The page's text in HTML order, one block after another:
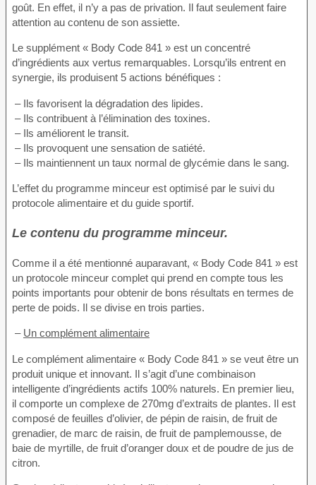
goût. En effet, il n’y a pas de privation. Il faut seulement faire
attention au contenu de son assiette.
Le supplément « Body Code 841 » est un concentré
d’ingrédients aux vertus remarquables. Lorsqu’ils entrent en
synergie, ils produisent 5 actions bénéfiques :
– Ils favorisent la dégradation des lipides.
– Ils contribuent à l’élimination des toxines.
– Ils améliorent le transit.
– Ils provoquent une sensation de satiété.
– Ils maintiennent un taux normal de glycémie dans le sang.
L’effet du programme minceur est optimisé par le suivi du
protocole alimentaire et du guide sportif.
Le contenu du programme minceur.
Comme il a été mentionné auparavant, « Body Code 841 » est
un protocole minceur complet qui prend en compte tous les
points importants pour obtenir de bons résultats en termes de
perte de poids. Il se divise en trois parties.
– Un complément alimentaire
Le complément alimentaire « Body Code 841 » se veut être un
produit unique et innovant. Il s’agit d’une combinaison
intelligente d’ingrédients actifs 100% naturels. En premier lieu,
il comporte un complexe de 270mg d’extraits de plantes. Il est
composé de feuilles d’olivier, de pépin de raisin, de fruit de
grenadier, de marc de raisin, de fruit de pamplemousse, de
baie de myrtille, de fruit d’oranger doux et de poudre de jus de
citron.